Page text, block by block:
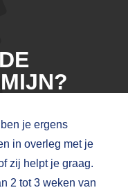
je ergens
in overleg met je
zij helpt je graag.
2 tot 3 weken van